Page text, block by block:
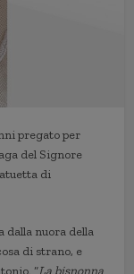
pregato per
del Signore
di
dalla nuora della
di strano, e